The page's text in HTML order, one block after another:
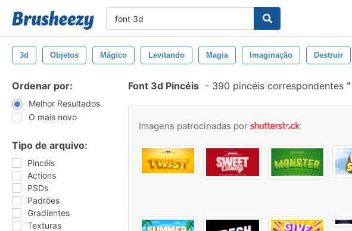
3d Objetos Mágico Levitando Magia Imaginação Destruir
Ordenar por:
Melhor Resultados
O mais novo
Tipo de arquivo:
Pincéis
Actions
PSDs
Padrões
Gradientes
Texturas
Font 3d Pincéis - 390 pincéis correspondentes
Imagens patrocinadas por